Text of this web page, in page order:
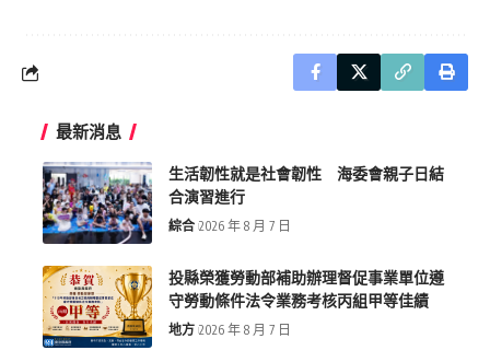
最新消息
生活韌性就是社會韌性 海委會親子日結
合演習進行
綜合 2026 年 8 月 7 日
投縣榮獲勞動部補助辦理督促事業單位遵
守勞動條件法令業務考核丙組甲等佳績
地方 2026 年 8 月 7 日